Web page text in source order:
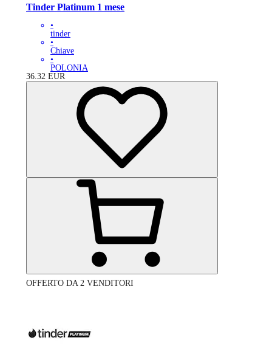
Tinder Platinum 1 mese
•
tinder
•
Chiave
•
POLONIA
36.32 EUR
OFFERTO DA 2 VENDITORI